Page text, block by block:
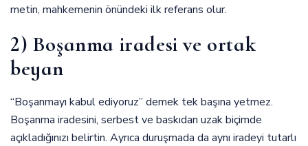
metin, mahkemenin önündeki ilk referans olur.
2) Boşanma iradesi ve ortak
beyan
“Boşanmayı kabul ediyoruz” demek tek başına yetmez.
Boşanma iradesini, serbest ve baskıdan uzak biçimde
açıkladığınızı belirtin. Ayrıca duruşmada da aynı iradeyi tutarlı